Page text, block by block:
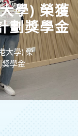
學) 榮獲
劃獎學金
大學) 榮
學金